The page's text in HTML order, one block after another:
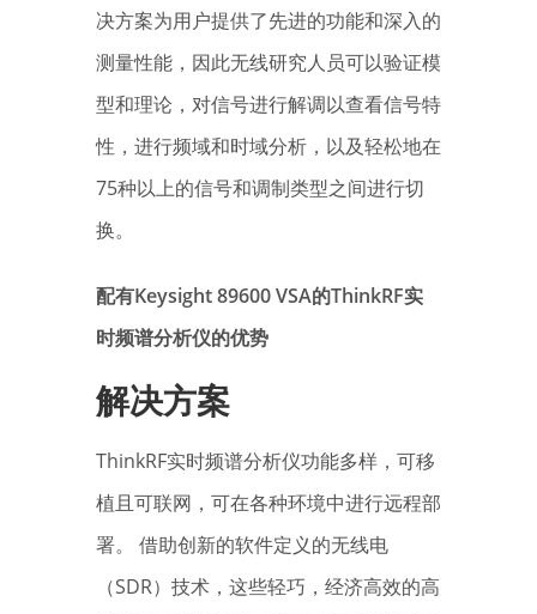
决方案为用户提供了先进的功能和深入的
测量性能，因此无线研究人员可以验证模
型和理论，对信号进行解调以查看信号特
性，进行频域和时域分析，以及轻松地在
75种以上的信号和调制类型之间进行切
换。
配有Keysight 89600 VSA的ThinkRF实
时频谱分析仪的优势
解决方案
ThinkRF实时频谱分析仪功能多样，可移
植且可联网，可在各种环境中进行远程部
署。 借助创新的软件定义的无线电
（SDR）技术，这些轻巧，经济高效的高